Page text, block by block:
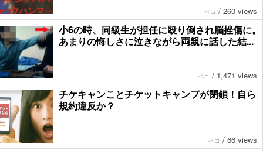
ペコ / 260 views
小6の時、同級生が担任に殴り倒され脳挫傷に。
あまりの悔しさに泣きながら両親に話した結...
ペコ / 1,471 views
チケキャンことチケットキャンプが閉鎖！自ら
規約違反か？
ペコ / 66 views